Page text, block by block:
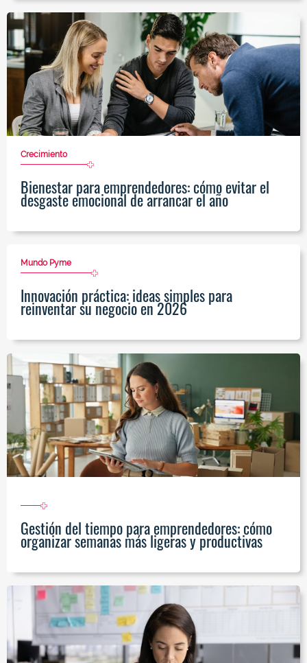
Crecimiento
Bienestar para emprendedores: cómo evitar el
desgaste emocional de arrancar el año
Mundo Pyme
Innovación práctica: ideas simples para
reinventar su negocio en 2026
Gestión del tiempo para emprendedores: cómo
organizar semanas más ligeras y productivas